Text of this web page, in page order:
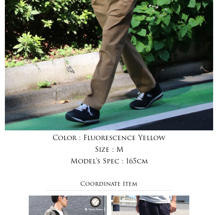
Color : Fluorescence Yellow
Size : M
Model's Spec : 165cm
Coordinate Item